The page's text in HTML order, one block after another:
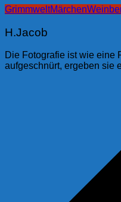
GrimmweltMärchen
H.Jacob
Die Fotografie ist wie eine
aufgeschnürt, ergeben sie